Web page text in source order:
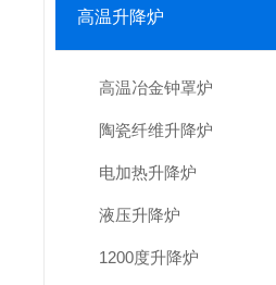
高温升降炉
高温冶金钟罩炉
陶瓷纤维升降炉
电加热升降炉
液压升降炉
1200度升降炉